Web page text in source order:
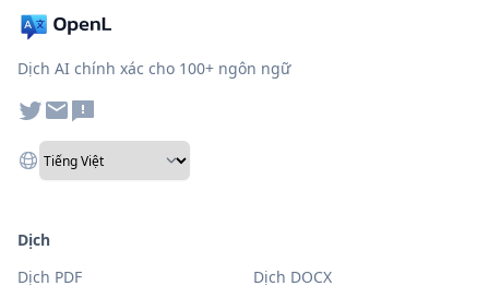
Dịch AI chính xác cho 100+ ngôn ngữ
Dịch
Dịch PDF
Dịch DOCX